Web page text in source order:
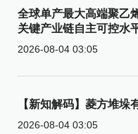
全球单产最大高端聚乙
关键产业链自主可控水
2026-08-04 03:05
【新知解码】菱方堆垛
2026-08-04 03:05